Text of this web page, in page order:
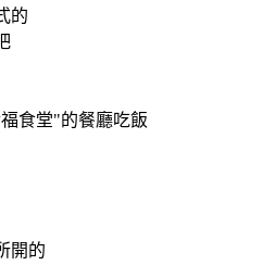
的
食堂"的餐廳吃飯
開的